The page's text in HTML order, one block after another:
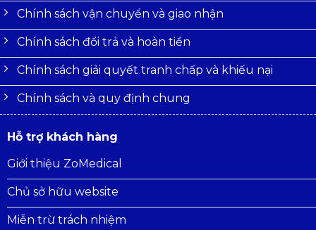
Chính sách vận chuyển và giao nhận
Chính sách đổi trả và hoàn tiền
Chính sách giải quyết tranh chấp và khiếu nại
Chính sách và quy định chung
Hỗ trợ khách hàng
Giới thiệu ZoMedical
Chủ sở hữu website
Miễn trừ trách nhiệm